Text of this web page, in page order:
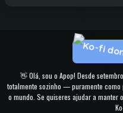
👋 Olá, sou o Apop! Desde
totalmente sozinho — puramente
o mundo. Se quiseres ajudar a manter